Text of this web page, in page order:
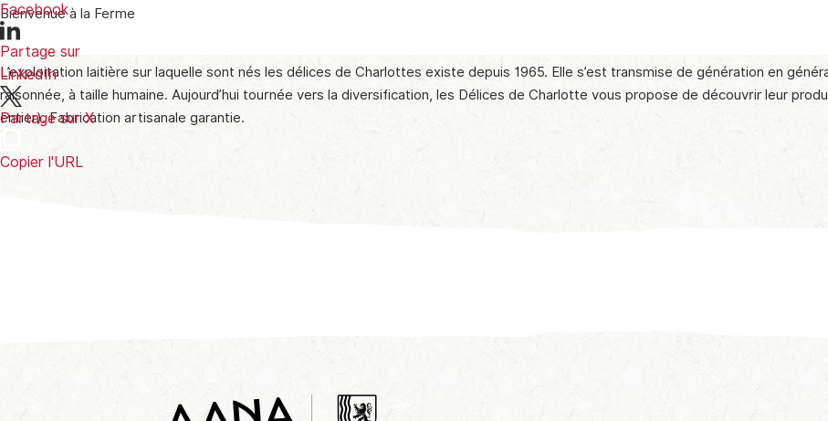
Bienvenue à la Ferme
L’exploitation laitière sur laquelle sont nés les délices de Charlottes existe depuis 1965. Elle s’est transmise de génération en
raisonnée, à taille humaine. Aujourd’hui tournée vers la diversification, les Délices de Charlotte vous propose de découvrir leur
entier). Fabrication artisanale garantie.
Facebook
Partage sur
LinkedIn
Partage sur X
Copier l'URL